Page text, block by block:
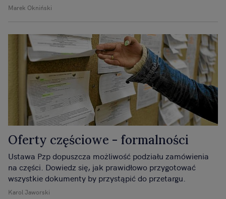
Marek Okniński
Oferty częściowe - formalności
Karol Jaworski
Ustawa Pzp dopuszcza możliwość podziału zamówienia
na części. Dowiedz się, jak prawidłowo przygotować
wszystkie dokumenty by przystąpić do przetargu.